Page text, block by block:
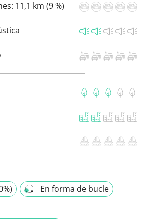
11,1 km (9 %)
En forma de bucle